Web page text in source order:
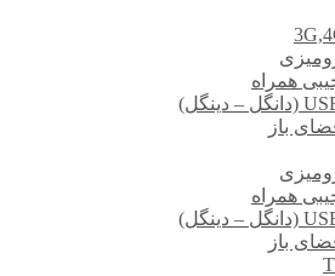
همراه
باز
همراه
باز